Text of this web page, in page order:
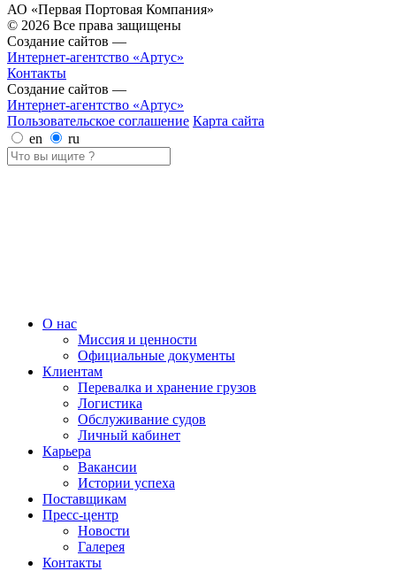
АО «Первая Портовая Компания»
© 2026 Все права защищены
Создание сайтов —
Интернет-агентство «Артус»
Контакты
Создание сайтов —
Интернет-агентство «Артус»
Пользовательское соглашение Карта сайта
en
ru
О нас
Миссия и ценности
Официальные документы
Клиентам
Перевалка и хранение грузов
Логистика
Обслуживание судов
Личный кабинет
Карьера
Вакансии
Истории успеха
Поставщикам
Пресс-центр
Новости
Галерея
Контакты